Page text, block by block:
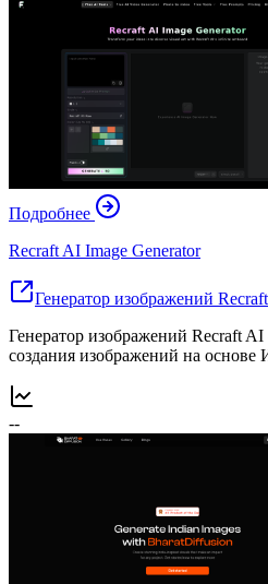
Подробнее
Recraft AI Image Generator
Генератор изображений
Генератор изображений Recraft
создания изображений на
--